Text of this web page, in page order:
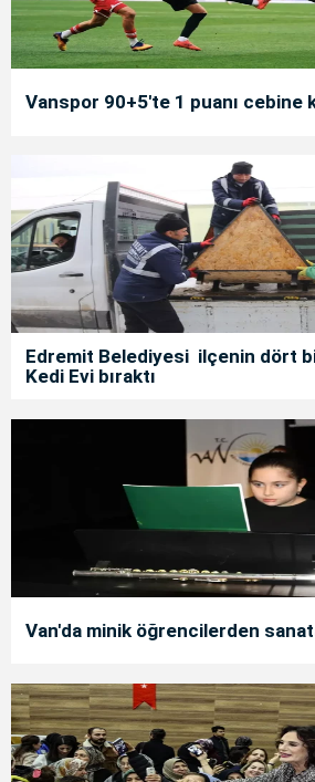
Vanspor 90+5'te 1 puanı cebine
Edremit Belediyesi ilçenin dört
Kedi Evi bıraktı
Van'da minik öğrencilerden